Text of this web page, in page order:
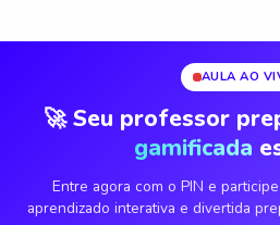
AULA AO
🚀 Seu professor
gamificada
Entre agora com o PIN e
aprendizado interativa e divertida